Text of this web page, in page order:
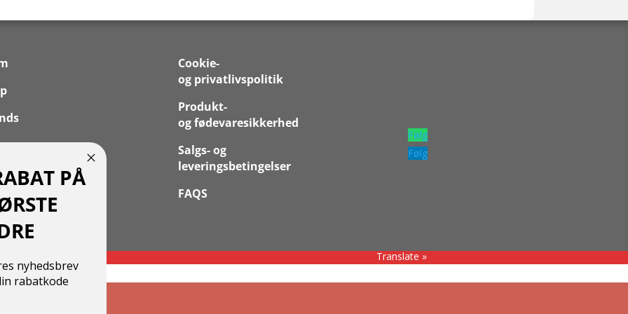
Konto
Cookie-
og privatlivspolitik
Produkt-
og fødevaresikkerhed
Salgs- og
leveringsbetingelser
FAQS
Følg
Følg
Translate »
PÅ
nyhedsbrev
rabatkode